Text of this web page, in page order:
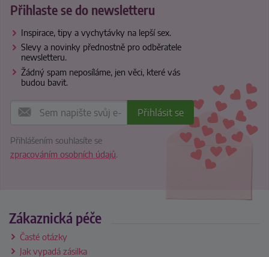
Přihlaste se do newsletteru
Inspirace, tipy a vychytávky na lepší sex.
Slevy a novinky přednostně pro odběratele
newsletteru.
Žádný spam neposíláme, jen věci, které vás
budou bavit.
Přihlášením souhlasíte se
zpracováním osobních údajů.
Zákaznická péče
Časté otázky
Jak vypadá zásilka